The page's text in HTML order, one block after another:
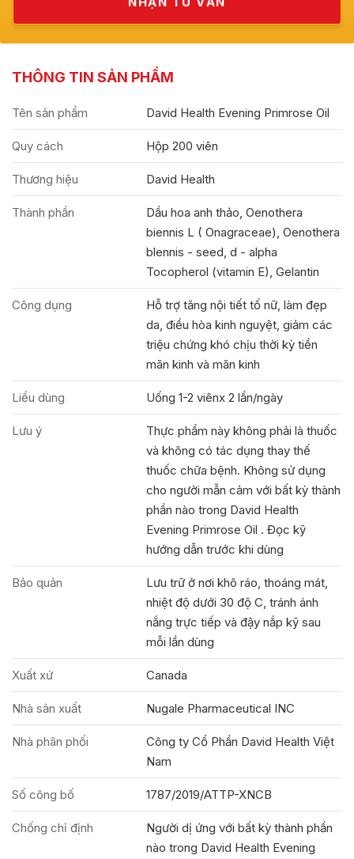
THÔNG TIN SẢN PHẨM
Tên sản phẩm David Health Evening Primrose Oil
Quy cách Hộp 200 viên
Thương hiệu David Health
Thành phần
Dầu hoa anh thảo, Oenothera
biennis L ( Onagraceae), Oenothera
blennis - seed, d - alpha
Tocopherol (vitamin E), Gelantin
Công dụng
Hỗ trợ tăng nội tiết tố nữ, làm đẹp
da, điều hòa kinh nguyệt, giảm các
triệu chứng khó chịu thời kỳ tiền
mãn kinh và mãn kinh
Liều dùng Uống 1-2 viênx 2 lần/ngày
Lưu ý
Thực phẩm này không phải là thuốc
và không có tác dụng thay thế
thuốc chữa bệnh. Không sử dụng
cho người mẫn cảm với bất kỳ thành
phần nào trong David Health
Evening Primrose Oil . Đọc kỹ
hướng dẫn trước khi dùng
Bảo quản
Lưu trữ ở nơi khô ráo, thoáng mát,
nhiệt độ dưới 30 độ C, tránh ánh
nắng trực tiếp và đậy nắp kỹ sau
mỗi lần dùng
Xuất xứ Canada
Nhà sản xuất Nugale Pharmaceutical INC
Nhà phân phối
Công ty Cổ Phần David Health Việt
Nam
Số công bố 1787/2019/ATTP-XNCB
Chống chỉ định
Người dị ứng với bất kỳ thành phần
nào trong David Health Evening